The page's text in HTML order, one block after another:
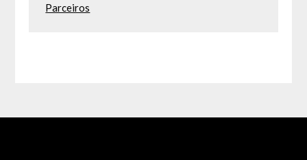
Parceiros